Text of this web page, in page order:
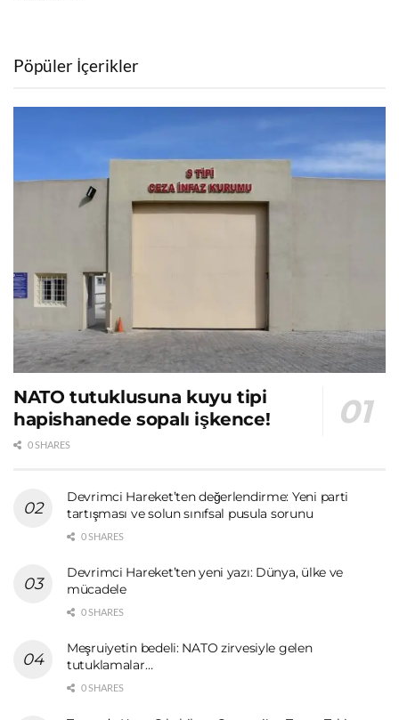
Pöpüler İçerikler
NATO tutuklusuna kuyu tipi
hapishanede sopalı işkence!
0 SHARES
Devrimci Hareket’ten değerlendirme: Yeni parti
tartışması ve solun sınıfsal pusula sorunu
0 SHARES
Devrimci Hareket’ten yeni yazı: Dünya, ülke ve
mücadele
0 SHARES
Meşruiyetin bedeli: NATO zirvesiyle gelen
tutuklamalar…
0 SHARES